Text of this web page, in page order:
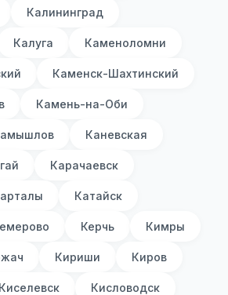
Калининград
Калуга Каменоломни
Каменск-Шахтинский
Камень-на-Оби
Каневская
Карачаевск
Катайск
Керчь Кимры
Кириши Киров
Киселевск Кисловодск